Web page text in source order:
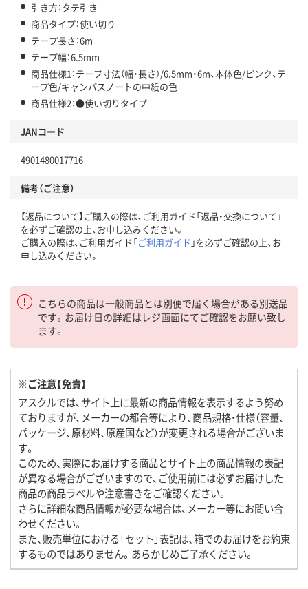
引き方：タテ引き
商品タイプ：使い切り
テープ長さ：6m
テープ幅：6.5mm
商品仕様1：テープ寸法（幅・長さ）/6.5mm・6m、本体色/ピンク、テ
ープ色/キャンパスノートの中紙の色
商品仕様2：●使い切りタイプ
JANコード
4901480017716
備考（ご注意）
【返品について】ご購入の際は、ご利用ガイド「返品・交換について」
を必ずご確認の上、お申し込みください。
ご購入の際は、ご利用ガイド「ご利用ガイド 」を必ずご確認の上、お
申し込みください。
こちらの商品は一般商品とは別便で届く場合がある別送品
です。お届け日の詳細はレジ画面にてご確認をお願い致し
ます。
※ご注意【免責】
アスクルでは、サイト上に最新の商品情報を表示するよう努め
ておりますが、メーカーの都合等により、商品規格・仕様（容量、
パッケージ、原材料、原産国など）が変更される場合がございま
す。
このため、実際にお届けする商品とサイト上の商品情報の表記
が異なる場合がございますので、ご使用前には必ずお届けした
商品の商品ラベルや注意書きをご確認ください。
さらに詳細な商品情報が必要な場合は、メーカー等にお問い合
わせください。
また、販売単位における「セット」表記は、箱でのお届けをお約束
するものではありません。あらかじめご了承ください。